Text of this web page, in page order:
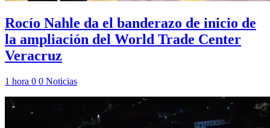
Rocío Nahle da el banderazo de inicio de
la ampliación del World Trade Center
Veracruz
1 hora 0 0 Noticias